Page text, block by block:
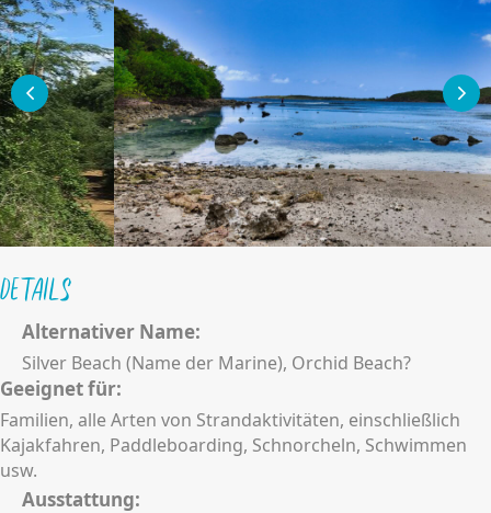
Details
Alternativer Name:
Silver Beach (Name der Marine), Orchid Beach?
Geeignet für:
Familien, alle Arten von Strandaktivitäten, einschließlich
Kajakfahren, Paddleboarding, Schnorcheln, Schwimmen
usw.
Ausstattung: